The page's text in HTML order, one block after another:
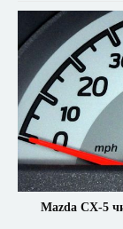
Mazda CX-5